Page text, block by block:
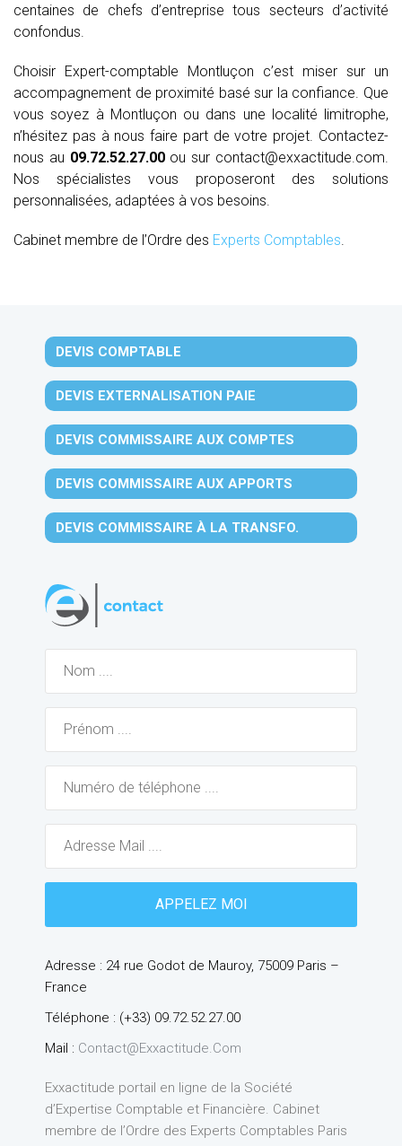
centaines de chefs d’entreprise tous secteurs d’activité
confondus.
Choisir Expert-comptable Montluçon c’est miser sur un
accompagnement de proximité basé sur la confiance. Que
vous soyez à Montluçon ou dans une localité limitrophe,
n’hésitez pas à nous faire part de votre projet. Contactez-
nous au 09.72.52.27.00ou sur contact@exxactitude.com.
Nos spécialistes vous proposeront des solutions
personnalisées, adaptées à vos besoins.
Cabinet membre de l’Ordre des Experts Comptables
DEVIS COMPTABLE
DEVIS EXTERNALISATION PAIE
DEVIS COMMISSAIRE AUX COMPTES
DEVIS COMMISSAIRE AUX APPORTS
DEVIS COMMISSAIRE À LA TRANSFO.
Adresse : 24 rue Godot de Mauroy, 75009 Paris –
France
Téléphone : (+33) 09.72.52.27.00
Mail : Contact@exxactitude.com
Exxactitude portail en ligne de la Société
d’Expertise Comptable et Financière. Cabinet
membre de l’Ordre des Experts Comptables Paris